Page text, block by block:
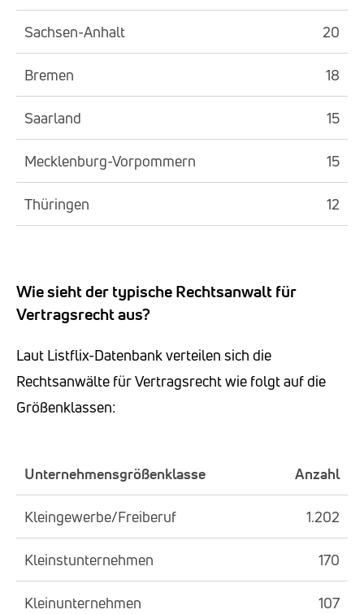
Sachsen-Anhalt 20
Bremen 18
Saarland 15
Mecklenburg-Vorpommern 15
Thüringen 12
Wie sieht der typische Rechtsanwalt für
Vertragsrecht aus?
Laut Listflix-Datenbank verteilen sich die
Rechtsanwälte für Vertragsrecht wie folgt auf die
Größenklassen:
Unternehmensgrößenklasse Anzahl
Kleingewerbe/Freiberuf 1.202
Kleinstunternehmen 170
Kleinunternehmen 107